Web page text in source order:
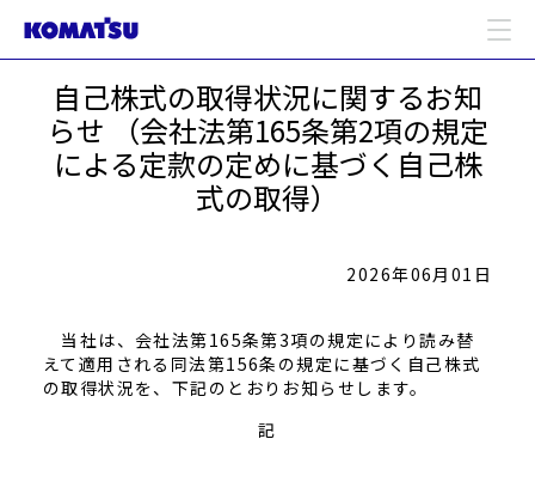
自己株式の取得状況に関するお知
らせ （会社法第165条第2項の規定
による定款の定めに基づく自己株
式の取得）
2026年06月01日
当社は、会社法第165条第3項の規定により読み替
えて適用される同法第156条の規定に基づく自己株式
の取得状況を、下記のとおりお知らせします。
記